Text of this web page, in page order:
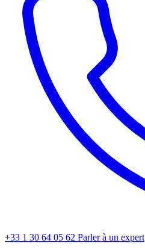
+33 1 30 64 05 62 Parler à un expert